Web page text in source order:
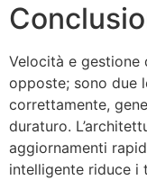
Velocità e gestione
opposte; sono due
correttamente,
duraturo.
aggiornamenti
intelligente riduce i